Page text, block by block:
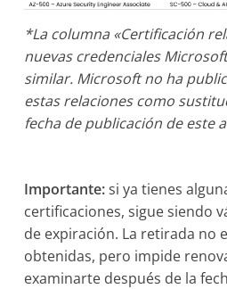
*La columna «Certificación
nuevas credenciales
similar. Microsoft no ha
estas relaciones como
fecha de publicación de este
Importante:si ya tienes
certificaciones, sigue siendo
de expiración. La retirada no
obtenidas, pero impide
examinarte después de la